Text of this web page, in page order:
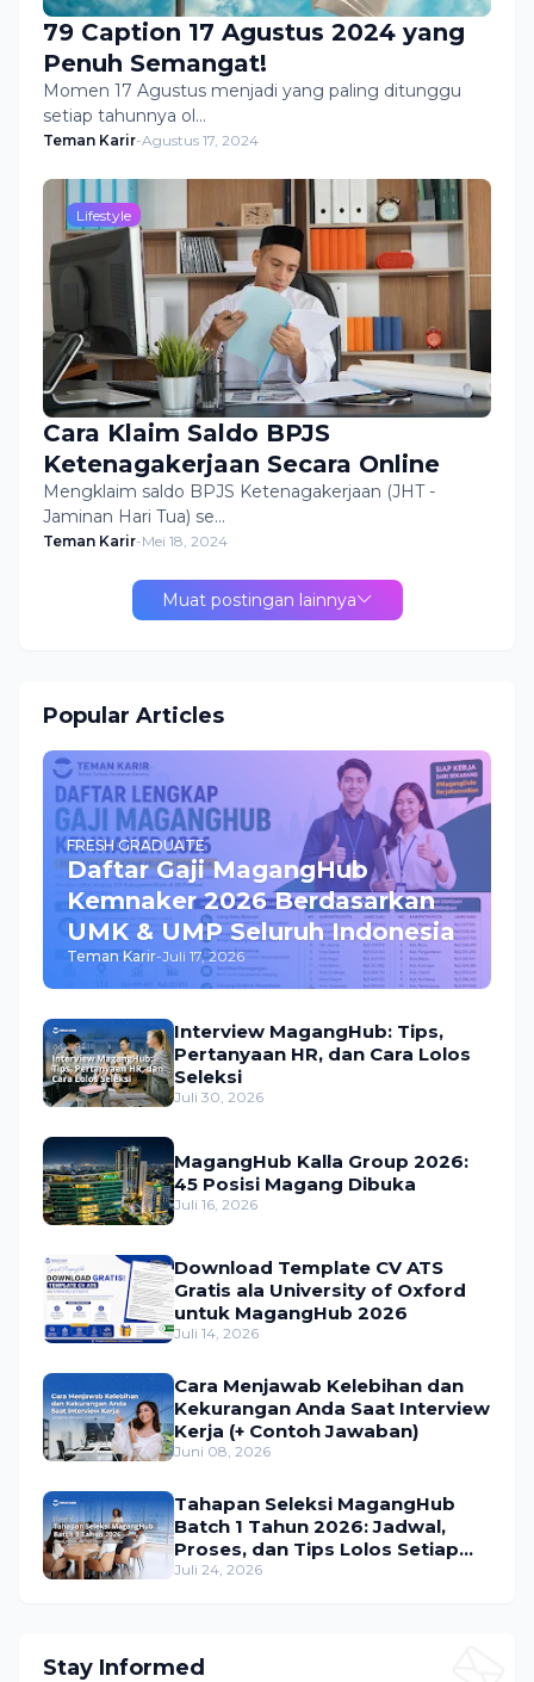
79 Caption 17 Agustus 2024 yang
Penuh Semangat!
Momen 17 Agustus menjadi yang paling ditunggu
setiap tahunnya ol…
Teman Karir-Agustus 17, 2024
Lifestyle
Cara Klaim Saldo BPJS
Ketenagakerjaan Secara Online
Mengklaim saldo BPJS Ketenagakerjaan (JHT -
Jaminan Hari Tua) se…
Teman Karir-Mei 18, 2024
Muat postingan lainnya
Popular Articles
FRESH GRADUATE
Daftar Gaji MagangHub
Kemnaker 2026 Berdasarkan
UMK & UMP Seluruh Indonesia
Teman Karir-Juli 17, 2026
Interview MagangHub: Tips,
Pertanyaan HR, dan Cara Lolos
Seleksi
Juli 30, 2026
MagangHub Kalla Group 2026:
45 Posisi Magang Dibuka
Juli 16, 2026
Download Template CV ATS
Gratis ala University of Oxford
untuk MagangHub 2026
Juli 14, 2026
Cara Menjawab Kelebihan dan
Kekurangan Anda Saat Interview
Kerja (+ Contoh Jawaban)
Juni 08, 2026
Tahapan Seleksi MagangHub
Batch 1 Tahun 2026: Jadwal,
Proses, dan Tips Lolos Setiap
Tahap
Juli 24, 2026
Stay Informed